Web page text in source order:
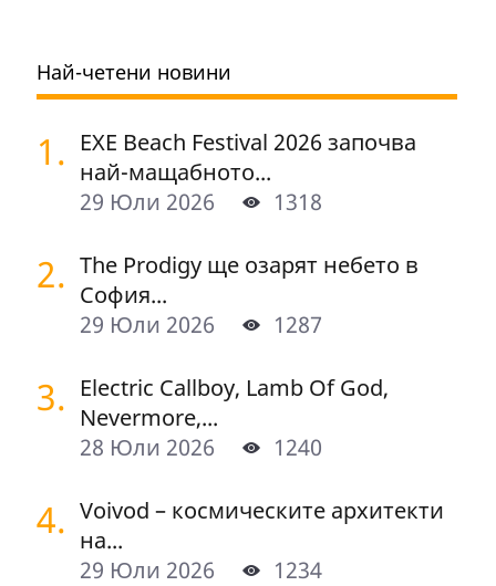
Най-четени новини
1. EXE Beach Festival 2026 започва
най-мащабното...
29 Юли 2026
1318
2. The Prodigy ще озарят небето в
София...
29 Юли 2026
1287
3. Electric Callboy, Lamb Of God,
Nevermore,...
28 Юли 2026
1240
4. Voivod – космическите архитекти
на...
29 Юли 2026
1234